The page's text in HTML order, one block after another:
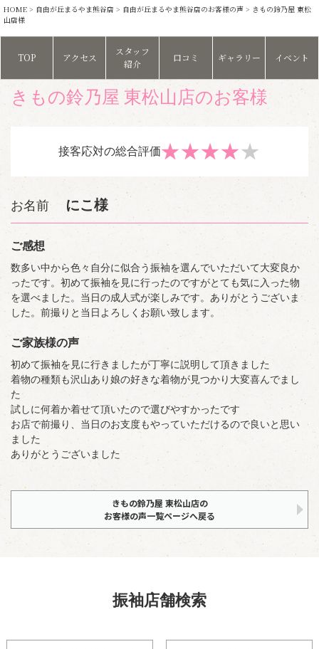
HOME > 自由が丘まるやま熊谷店 > 自由が丘まるやま熊谷店のお客様の声 > きもの鈴乃屋 東松
山店様
TOP アクセス
スタッフ
紹介
口コミ ギャラリー イベント
きもの鈴乃屋 東松山店のお客様
接客応対の総合評価 ★
★
★
★
★
お名前 にこ様
ご感想
数多い中から色々自分に似合う振袖を選んでいただいて大変良か
ったです。初めて振袖を見に行ったのですがとても気に入った物
を選べました。当日の成人式が楽しみです。ありがとうございま
した。前撮りと当日よろしくお願い致します。
ご家族様の声
初めて振袖を見に行きましたが丁寧に説明して頂きました
着物の種類も沢山あり娘の好きな着物が見つかり大変喜んでまし
た
試しに何着か着せて頂いたので選びやすかったです
お店で前撮り、当日のお支度もやっていただけるので良いと思い
ました
ありがとうございました
きもの鈴乃屋 東松山店の
お客様の声一覧ページへ戻る
振袖店舗検索